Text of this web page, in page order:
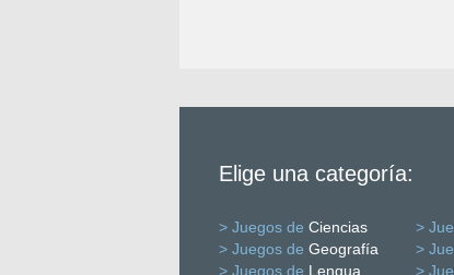
Elige una categoría:
> Juegos de Ciencias >
> Juegos de Geografía >
> Juegos de Lengua >